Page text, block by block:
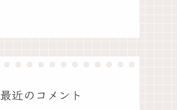
最近のコメント